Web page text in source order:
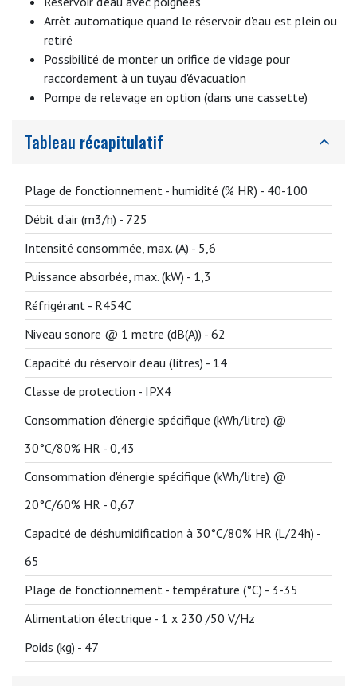
Arrêt automatique quand le réservoir d'eau est plein ou
retiré
Possibilité de monter un orifice de vidage pour
raccordement à un tuyau d'évacuation
Pompe de relevage en option (dans une cassette)
Tableau récapitulatif
Plage de fonctionnement - humidité (% HR) - 40-100
Débit d'air (m3/h) - 725
Intensité consommée, max. (A) - 5,6
Puissance absorbée, max. (kW) - 1,3
Réfrigérant - R454C
Niveau sonore @ 1 metre (dB(A)) - 62
Capacité du réservoir d'eau (litres) - 14
Classe de protection - IPX4
Consommation d'énergie spécifique (kWh/litre) @
30°C/80% HR - 0,43
Consommation d'énergie spécifique (kWh/litre) @
20°C/60% HR - 0,67
Capacité de déshumidification à 30°C/80% HR (L/24h) -
65
Plage de fonctionnement - température (°C) - 3-35
Alimentation électrique - 1 x 230 /50 V/Hz
Poids (kg) - 47